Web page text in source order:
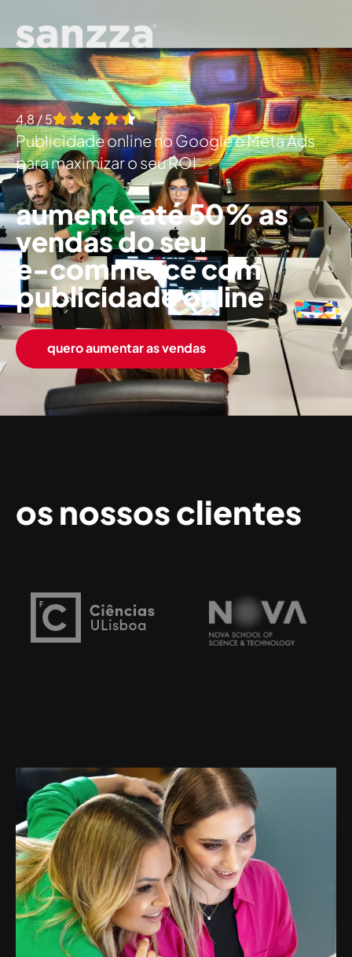
4,8 / 5
Publicidade online no Google e Meta Ads
para maximizar o seu ROI
aumente até 50% as
vendas do seu
e-commerce com
publicidade online
quero aumentar as vendas
os nossos clientes